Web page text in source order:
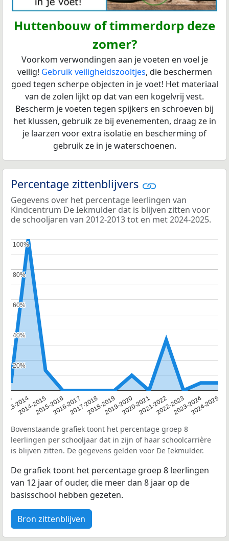
Huttenbouw of timmerdorp deze
zomer?
Voorkom verwondingen aan je voeten en voel je
veilig! Gebruik veiligheidszooltjes, die beschermen
goed tegen scherpe objecten in je voet! Het materiaal
van de zolen lijkt op dat van een kogelvrij vest.
Bescherm je voeten tegen spijkers en schroeven bij
het klussen, gebruik ze bij evenementen, draag ze in
je laarzen voor extra isolatie en bescherming of
gebruik ze in je waterschoenen.
Percentage zittenblijvers
Gegevens over het percentage leerlingen van
Kindcentrum De Iekmulder dat is blijven zitten voor
de schooljaren van 2012-2013 tot en met 2024-2025.
2013-20142014-20152015-20162016-20172017-20182018-20192019-20202020-20212021-20222022-20232023-20242024-2025
20%
20%
40%
40%
60%
60%
80%
80%
100%
100%
Bovenstaande grafiek toont het percentage groep 8
leerlingen per schooljaar dat in zijn of haar schoolcarrière
is blijven zitten. De gegevens gelden voor De Iekmulder.
De grafiek toont het percentage groep 8 leerlingen
van 12 jaar of ouder, die meer dan 8 jaar op de
basisschool hebben gezeten.
Bron zittenblijven